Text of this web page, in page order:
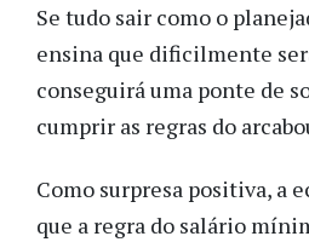
Se tudo sair como o
ensina que dificilmente
conseguirá uma ponte de
cumprir as regras do
Como surpresa positiva, a
que a regra do salário